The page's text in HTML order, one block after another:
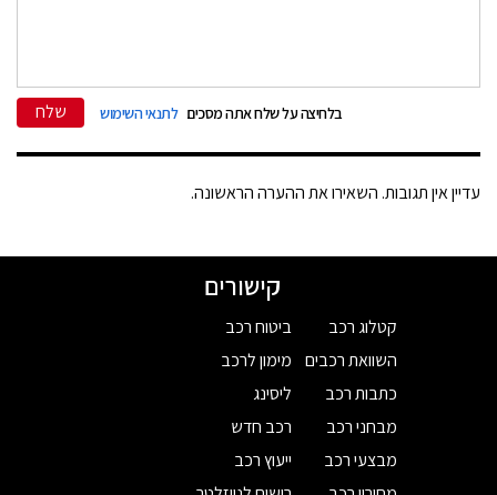
בלחיצה על שלח אתה מסכים לתנאי השימוש שלח
עדיין אין תגובות. השאירו את ההערה הראשונה.
קישורים
קטלוג רכב
השוואת רכבים
כתבות רכב
מבחני רכב
מבצעי רכב
ביטוח רכב
מימון לרכב
ליסינג
רכב חדש
ייעוץ רכב